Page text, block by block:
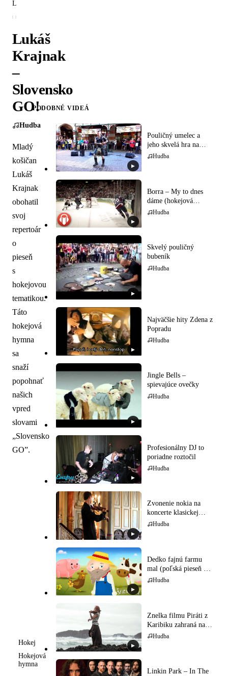
Lukáš
Krajnak
–
Slovensko
GO!
Hudba
Mladý
košičan
Lukáš
Krajnak
obohatil
svoj
repertoár
o
pieseň
s
hokejovou
tematikou.
Táto
hokejová
hymna
sa
snaží
popohnať
našich
vpred
slovami
„Slovensko
GO”.
Hokej
Hokejová
hymna
PODOBNÉ VIDEÁ
▶
Pouličný umelec a
jeho skvelá hra na
gajdy
Hudba
▶
Borra – My to dnes
dáme (hokejová
hymna)
Hudba
▶
Skvelý pouličný
bubeník
Hudba
▶
Najväčšie hity Zdena z
Popradu
Hudba
▶
Jingle Bells –
spievajúce ovečky
Hudba
▶
Profesionálny DJ to
poriadne roztočil
Hudba
▶
Zvonenie nokia na
koncerte klasickej
hudby
Hudba
▶
Dedko fajnú farmu
mal (poľská pieseň pre
deti)
Hudba
▶
Znelka filmu Piráti z
Karibiku zahraná na
husliach
Hudba
Linkin Park – In The